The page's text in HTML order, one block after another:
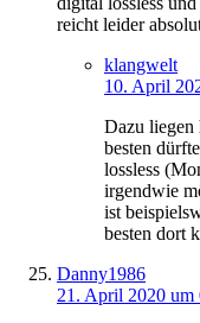
reicht leider
klangwelt
10. April
Dazu liegen
besten
lossless
irgendwie
ist
besten dort
Danny1986
21. April 2020 um